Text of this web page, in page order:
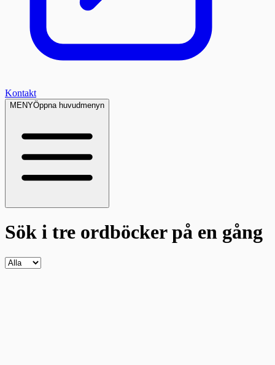
Kontakt
MENYÖppna huvudmenyn
Sök i tre ordböckerpå en gång